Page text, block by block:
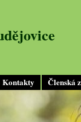
Kontakty Členská